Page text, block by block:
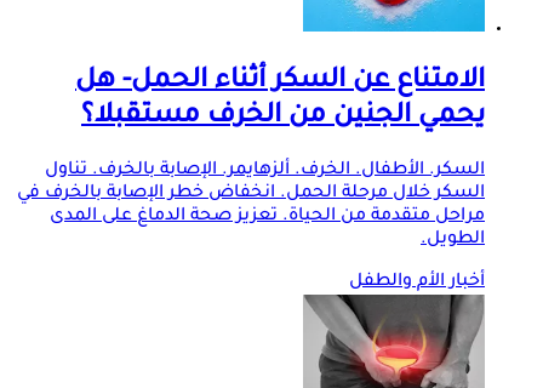
الامتناع عن السكر أثناء الحمل- هل
يحمي الجنين من الخرف مستقبلا؟
السكر. الأطفال. الخرف. ألزهايمر. الإصابة بالخرف. تناول
السكر خلال مرحلة الحمل. انخفاض خطر الإصابة بالخرف في
مراحل متقدمة من الحياة. تعزيز صحة الدماغ على المدى
الطويل.
أخبار الأم والطفل